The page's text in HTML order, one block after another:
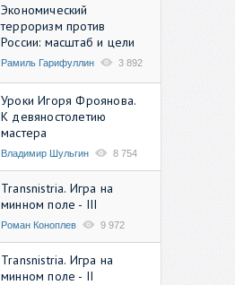
Экономический
терроризм против
России: масштаб и цели
Рамиль Гарифуллин 3 892
Уроки Игоря Фроянова.
К девяностолетию
мастера
Владимир Шульгин 8 754
Transnistria. Игра на
минном поле - III
Роман Коноплев 9 972
Transnistria. Игра на
минном поле - II